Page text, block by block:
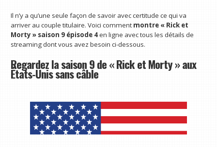
Il n’y a qu’une seule façon de savoir avec certitude ce qui va
arriver au couple titulaire. Voici comment montre « Rick et
Morty » saison 9 épisode 4en ligne avec tous les détails de
streaming dont vous avez besoin ci-dessous.
Regardez la saison 9 de « Rick et Morty » aux
États-Unis sans câble